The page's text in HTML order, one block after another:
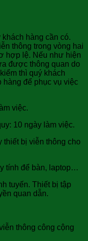
hàng cần có.
thông trong vòng hai
hợp lệ. Nếu như hiện
được thông quan do
thì quý khách
hàng để phục vụ việc
việc.
10 ngày làm việc.
thiết bị viễn thông cho
tính để bàn, laptop…
tuyến. Thiết bị tập
quan dẫn.
thông công cộng